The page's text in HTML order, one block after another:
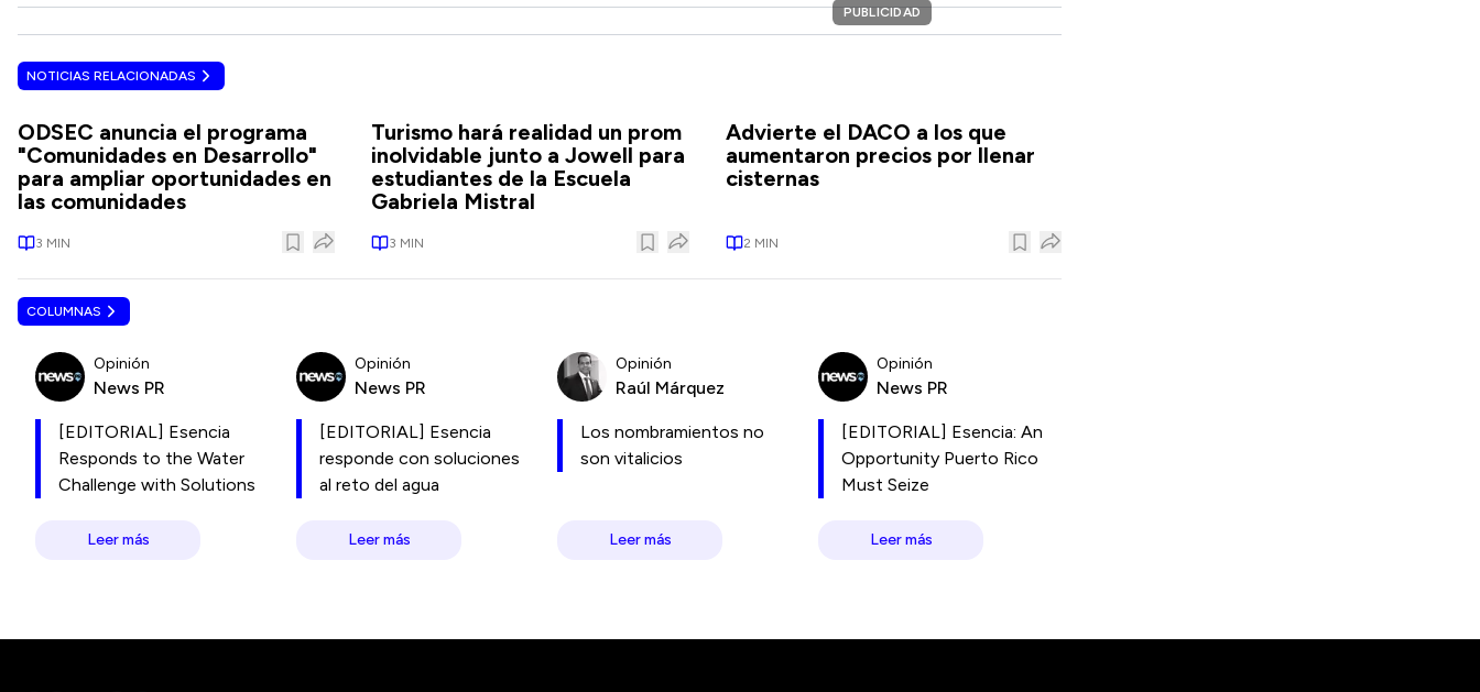
PUBLICIDAD
NOTICIAS RELACIONADAS
ODSEC anuncia el programa
"Comunidades en Desarrollo"
para ampliar oportunidades en
las comunidades
3 MIN
Turismo hará realidad un prom
inolvidable junto a Jowell para
estudiantes de la Escuela
Gabriela Mistral
3 MIN
Advierte el DACO a los que
aumentaron precios por llenar
cisternas
2 MIN
COLUMNAS
Opinión
News PR
[EDITORIAL] Esencia
Responds to the Water
Challenge with Solutions
Leer más
Opinión
News PR
[EDITORIAL] Esencia
responde con soluciones
al reto del agua
Leer más
Opinión
Raúl Márquez
Los nombramientos no
son vitalicios
Leer más
Opinión
News PR
[EDITORIAL] Esencia: An
Opportunity Puerto Rico
Must Seize
Leer más